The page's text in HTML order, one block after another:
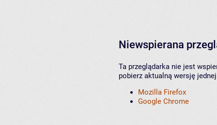
Niewspierana
Ta przeglądarka nie jest
pobierz aktualną wersję
Mozilla Firefox
Google Chrome